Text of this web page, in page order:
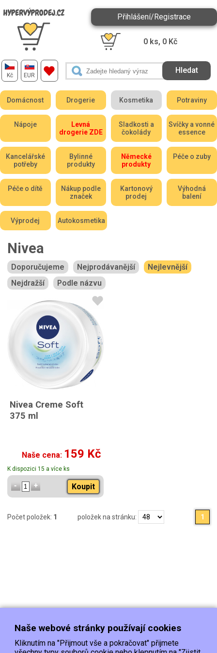
Kč EUR
Přihlášení/Registrace
0 ks, 0 Kč
Domácnost Drogerie Kosmetika Potraviny
Nápoje
Levná
drogerie ZDE
Sladkosti a
čokolády
Svíčky a vonné
essence
Kancelářské
potřeby
Bylinné
produkty
Německé
produkty
Péče o zuby
Péče o dítě
Nákup podle
značek
Kartonový
prodej
Výhodná
balení
Výprodej Autokosmetika
Nivea
Doporučujeme Nejprodávanější
Nejlevnější
Nejdražší
Podle názvu
Nivea Creme Soft
375 ml
Naše cena: 159 Kč
K dispozici 15 a více ks
Koupit
Počet položek: 1 položek na stránku: 1
Naše webové stránky používají cookies
Kliknutím na "Přijmout vše a pokračovat" přijmete